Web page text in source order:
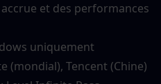
et des performances
uniquement
(mondial), Tencent (Chine)